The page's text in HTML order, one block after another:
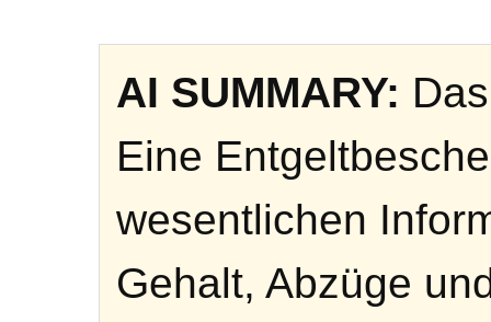
AI SUMMARY:
Eine
wesentlichen
Gehalt, Abzüge